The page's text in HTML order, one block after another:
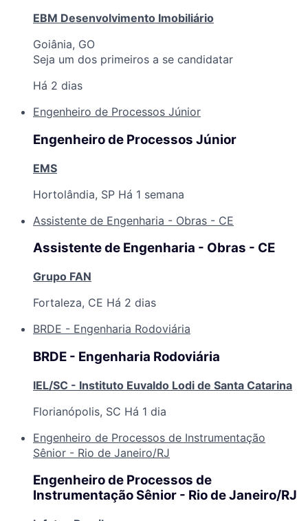
EBM Desenvolvimento Imobiliário
Goiânia, GO
Seja um dos primeiros a se candidatar
Há 2 dias
Engenheiro de Processos Júnior
Engenheiro de Processos Júnior
EMS
Hortolândia, SP Há 1 semana
Assistente de Engenharia - Obras - CE
Assistente de Engenharia - Obras - CE
Grupo FAN
Fortaleza, CE Há 2 dias
BRDE - Engenharia Rodoviária
BRDE - Engenharia Rodoviária
IEL/SC - Instituto Euvaldo Lodi de Santa Catarina
Florianópolis, SC Há 1 dia
Engenheiro de Processos de Instrumentação
Sênior - Rio de Janeiro/RJ
Engenheiro de Processos de
Instrumentação Sênior - Rio de Janeiro/RJ